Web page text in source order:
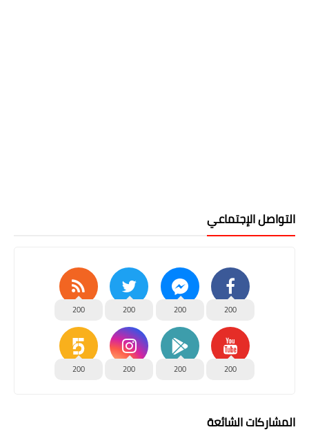
التواصل الإجتماعي
200
200
200
200
200
200
200
200
المشاركات الشائعة